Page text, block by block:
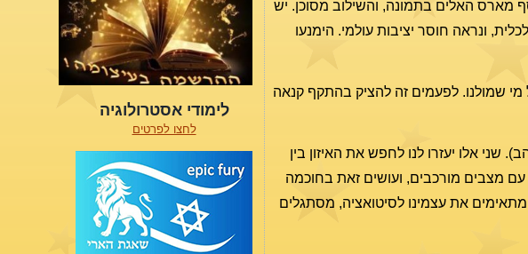
מארס האלים בתמונה, והשילוב מסוכן. יש
ונראה חוסר יציבות עולמי. הימנעו
מי שמולנו. לפעמים זה להציק בהתקף קנאה
שני אלו יעזרו לנו לחפש את האיזון בין
עם מצבים מורכבים, ועושים זאת בחוכמה
את עצמינו לסיטואציה, מסתגלים
לימודי אסטרולוגיה
לחצו לפרטים